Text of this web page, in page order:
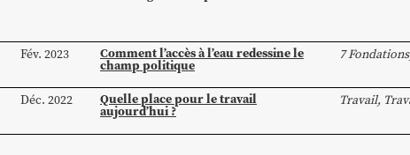
Fév. 2023 Comment l’accès à l’eau redessine le
champ politique
7 Fondations
Déc. 2022 Quelle place pour le travail
aujourd’hui ?
Travail,